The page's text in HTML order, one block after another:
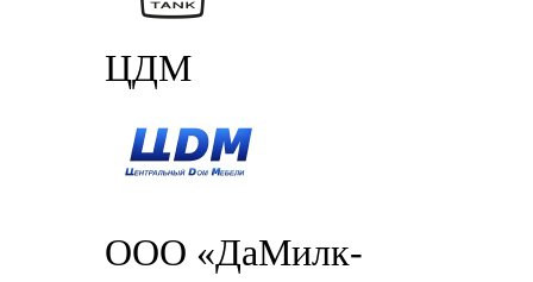
ЦДМ
ООО «ДаМилк-